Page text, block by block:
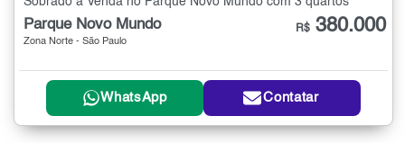
Parque Novo Mundo
Zona Norte - São Paulo
R$ 380.000
WhatsApp Contatar